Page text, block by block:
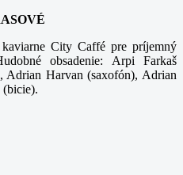
City Caffé pre príjemný
obsadenie: Arpi Farkaš
Harvan (saxofón), Adrian
(bicie).